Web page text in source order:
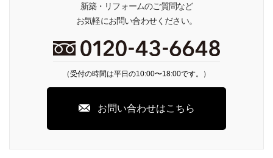
新築・リフォームのご質問など
お気軽にお問い合わせください。
（受付の時間は平日の10:00〜18:00です。）
お問い合わせはこちら